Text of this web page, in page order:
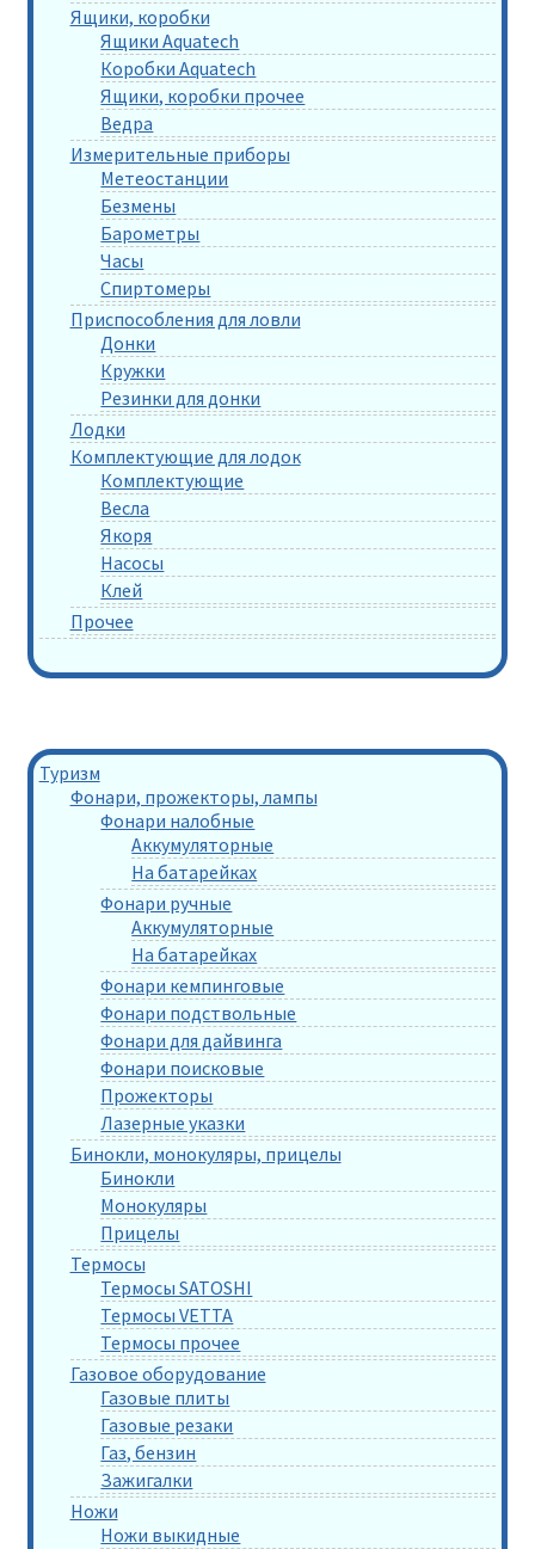
Ящики, коробки
Ящики Aquatech
Коробки Aquatech
Ящики, коробки прочее
Ведра
Измерительные приборы
Метеостанции
Безмены
Барометры
Часы
Спиртомеры
Приспособления для ловли
Донки
Кружки
Резинки для донки
Лодки
Комплектующие для лодок
Комплектующие
Весла
Якоря
Насосы
Клей
Прочее
Туризм
Фонари, прожекторы, лампы
Фонари налобные
Аккумуляторные
На батарейках
Фонари ручные
Аккумуляторные
На батарейках
Фонари кемпинговые
Фонари подствольные
Фонари для дайвинга
Фонари поисковые
Прожекторы
Лазерные указки
Бинокли, монокуляры, прицелы
Бинокли
Монокуляры
Прицелы
Термосы
Термосы SATOSHI
Термосы VETTA
Термосы прочее
Газовое оборудование
Газовые плиты
Газовые резаки
Газ, бензин
Зажигалки
Ножи
Ножи выкидные